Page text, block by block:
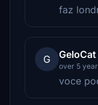
faz
G GeloCat
over 5
voce